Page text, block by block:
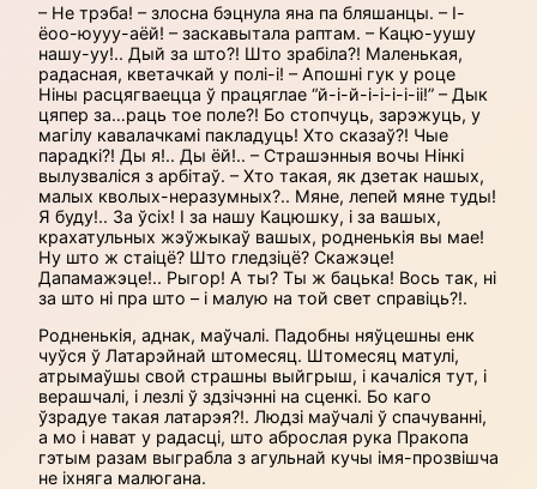
– Не трэба! – злосна бэцнула яна па бляшанцы. – І-
ёоо-юууу-аёй! – заскавытала раптам. – Кацю-уушу
нашу-уу!.. Дый за што?! Што зрабіла?! Маленькая,
радасная, кветачкай у полі-і! – Апошні гук у роце
Ніны расцягваецца ў працяглае “й-і-й-і-і-і-і-іі!” – Дык
цяпер за…раць тое поле?! Бо стопчуць, зарэжуць, у
магілу кавалачкамі пакладуць! Хто сказаў?! Чые
парадкі?! Ды я!.. Ды ёй!.. – Страшэнныя вочы Нінкі
вылузваліся з арбітаў. – Хто такая, як дзетак нашых,
малых кволых-неразумных?.. Мяне, лепей мяне туды!
Я буду!.. За ўсіх! І за нашу Кацюшку, і за вашых,
крахатульных жэўжыкаў вашых, родненькія вы мае!
Ну што ж стаіцё? Што гледзіцё? Скажэце!
Дапамажэце!.. Рыгор! А ты? Ты ж бацька! Вось так, ні
за што ні пра што – і малую на той свет справіць?!.
Родненькія, аднак, маўчалі. Падобны няўцешны енк
чуўся ў Латарэйнай штомесяц. Штомесяц матулі,
атрымаўшы свой страшны выйгрыш, і качаліся тут, і
верашчалі, і лезлі ў здзічэнні на сценкі. Бо каго
ўзрадуе такая латарэя?!. Людзі маўчалі ў спачуванні,
а мо і нават у радасці, што аброслая рука Пракопа
гэтым разам выграбла з агульнай кучы імя-прозвішча
не іхняга малюгана.